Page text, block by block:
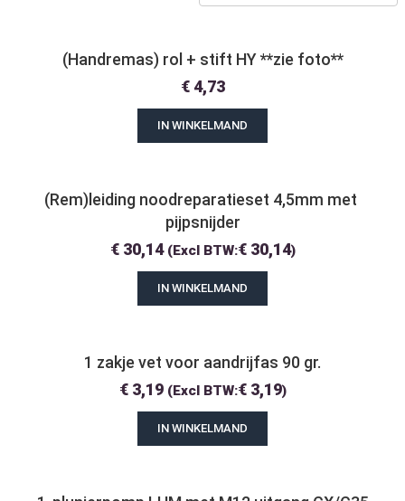
(Handremas) rol + stift HY **zie foto**
€4,73
IN WINKELMAND
(Rem)leiding noodreparatieset 4,5mm met
pijpsnijder
€30,14 (Excl BTW:€30,14)
IN WINKELMAND
1 zakje vet voor aandrijfas 90 gr.
€3,19 (Excl BTW:€3,19)
IN WINKELMAND